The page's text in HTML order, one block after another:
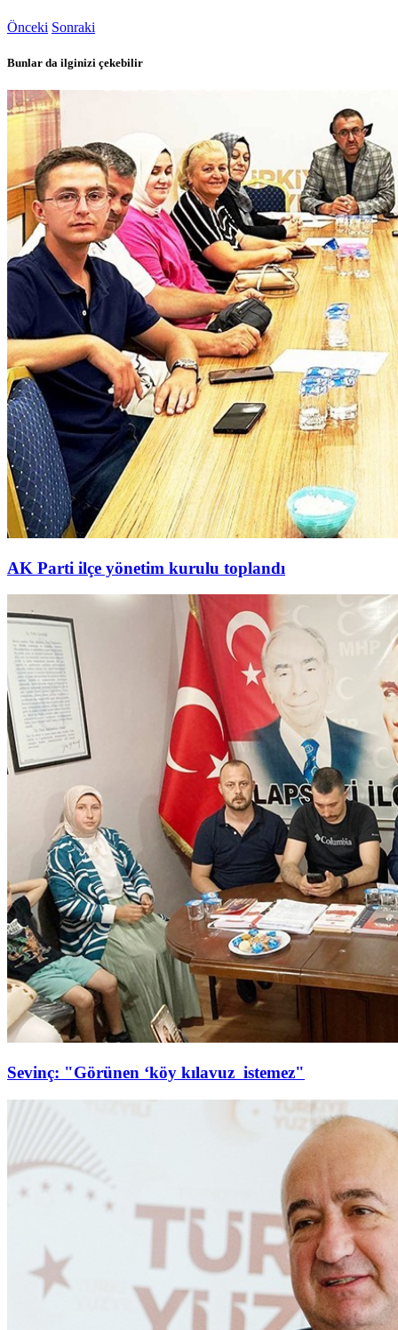
Önceki Sonraki
Bunlar da ilginizi çekebilir
AK Parti ilçe yönetim kurulu toplandı
Sevinç: "Görünen ‘köy kılavuz istemez"